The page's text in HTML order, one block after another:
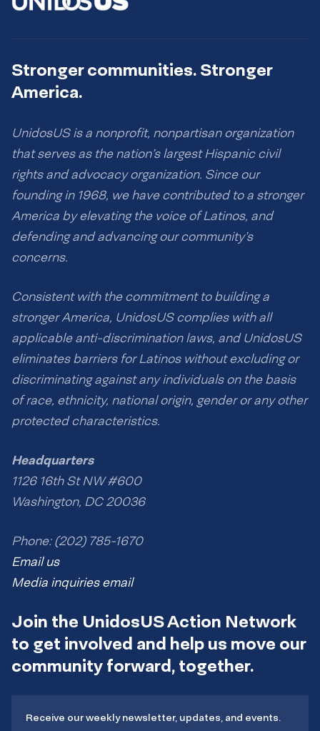
Stronger communities. Stronger
America.
UnidosUS is a nonprofit, nonpartisan organization
that serves as the nation’s largest Hispanic civil
rights and advocacy organization. Since our
founding in 1968, we have contributed to a stronger
America by elevating the voice of Latinos, and
defending and advancing our community’s
concerns.
Consistent with the commitment to building a
stronger America, UnidosUS complies with all
applicable anti-discrimination laws, and UnidosUS
eliminates barriers for Latinos without excluding or
discriminating against any individuals on the basis
of race, ethnicity, national origin, gender or any other
protected characteristics.
Headquarters
1126 16th St NW #600
Washington, DC 20036
Phone: (202) 785-1670
Email us
Media inquiries email
Join the UnidosUS Action Network
to get involved and help us move our
community forward, together.
Receive our weekly newsletter, updates, and events.